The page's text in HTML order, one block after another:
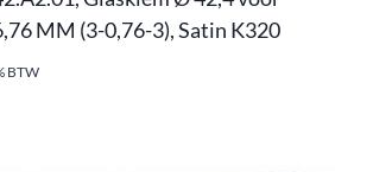
MM (3-0,76-3), Satin K320
BTW